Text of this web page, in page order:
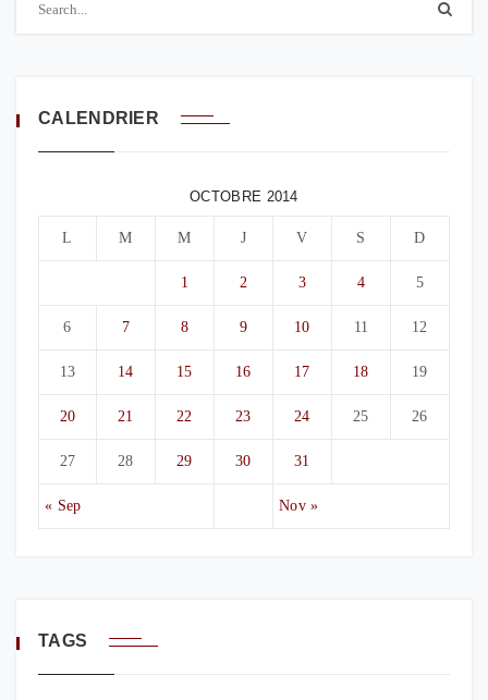
CALENDRIER
OCTOBRE 2014
L M M J V S D
« Sep Nov »
1 2 3 4 5
6 7 8 9 10 11 12
13 14 15 16 17 18 19
20 21 22 23 24 25 26
27 28 29 30 31
TAGS